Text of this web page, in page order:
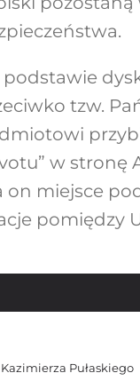
podstawie
tzw.
w stronę
on miejsce
pomiędzy
Pułaskiego